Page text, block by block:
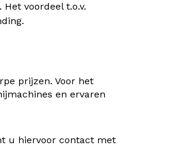
voordeel t.o.v.
prijzen. Voor het
en ervaren
u hiervoor contact met